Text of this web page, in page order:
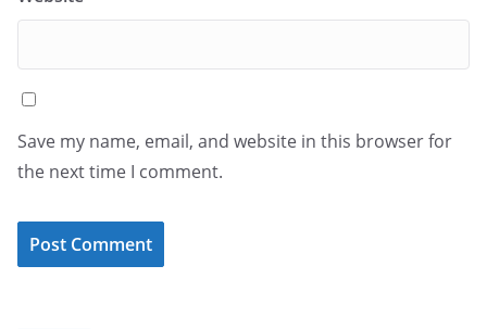
Save my name, email, and website in this browser for
the next time I comment.